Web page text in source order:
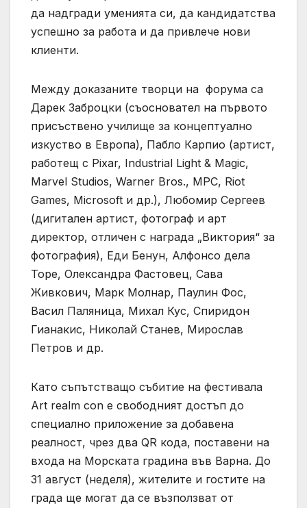
да надгради уменията си, да кандидатства
успешно за работа и да привлече нови
клиенти.
Между доказаните творци на форума са
Дарек Заброцки (съосновател на първото
присъствено училище за концептуално
изкуство в Европа), Пабло Карпио (артист,
работещ с Pixar, Industrial Light & Magic,
Marvel Studios, Warner Bros., MPC, Riot
Games, Microsoft и др.), Любомир Сергеев
(дигитален артист, фотограф и арт
директор, отличен с награда „Виктория“ за
фотография), Еди Бенун, Алфонсо дела
Торе, Олександра Фастовец, Сава
Живкович, Марк Молнар, Паулин Фос,
Васил Паляница, Михал Кус, Спиридон
Гианакис, Николай Станев, Мирослав
Петров и др.
Като съпътстващо събитие на фестивала
Art realm con е свободният достъп до
специално приложение за добавена
реалност, чрез два QR кода, поставени на
входа на Морската градина във Варна. До
31 август (неделя), жителите и гостите на
града ще могат да се възползват от